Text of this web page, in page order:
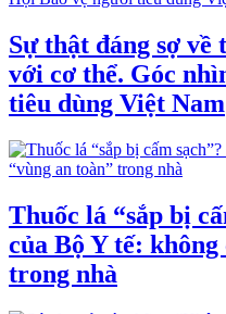
Sự thật đáng sợ về
với cơ thể. Góc
tiêu dùng Việt Nam
Thuốc lá “sắp bị
của Bộ Y tế:
trong nhà